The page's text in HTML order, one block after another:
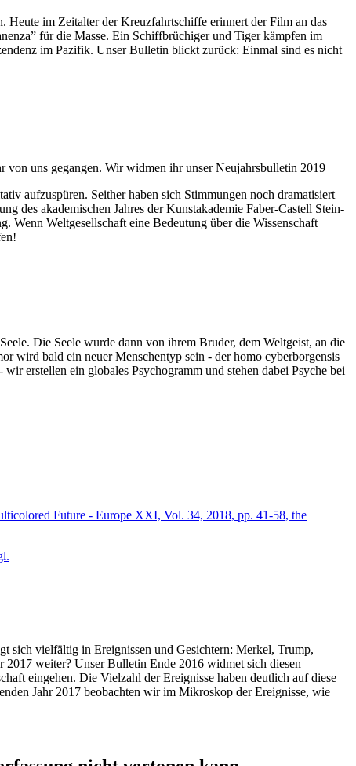
Heute im Zeitalter der Kreuzfahrtschiffe erinnert der Film an das
für die Masse. Ein Schiffbrüchiger und Tiger kämpfen im
im Pazifik. Unser Bulletin blickt zurück: Einmal sind es nicht
von uns gegangen. Wir widmen ihr unser Neujahrsbulletin 2019
aufzuspüren. Seither haben sich Stimmungen noch dramatisiert
des akademischen Jahres der Kunstakademie Faber-Castell Stein-
Wenn Weltgesellschaft eine Bedeutung über die Wissenschaft
Die Seele wurde dann von ihrem Bruder, dem Weltgeist, an die
wird bald ein neuer Menschentyp sein - der homo cyberborgensis
erstellen ein globales Psychogramm und stehen dabei Psyche bei
Future - Europe XXI, Vol. 34, 2018, pp. 41-58, the
sich vielfältig in Ereignissen und Gesichtern: Merkel, Trump,
weiter? Unser Bulletin Ende 2016 widmet sich diesen
eingehen. Die Vielzahl der Ereignisse haben deutlich auf diese
Jahr 2017 beobachten wir im Mikroskop der Ereignisse, wie